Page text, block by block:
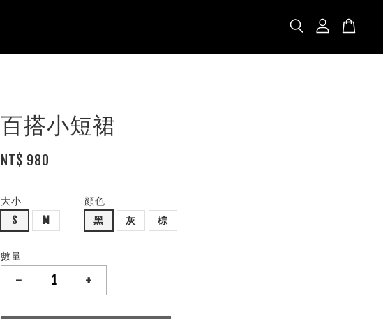
百搭小短裙
NT$ 980
大小
S
M
顔色
黑
灰 棕
數量
- +